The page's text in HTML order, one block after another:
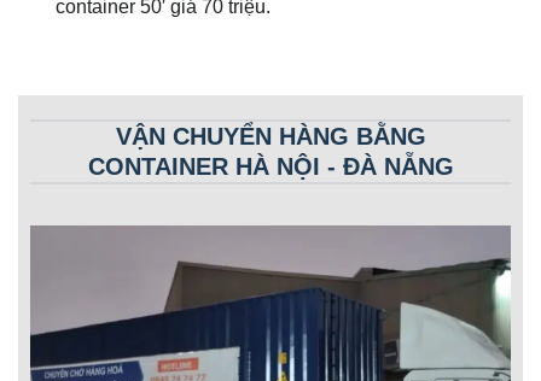
container 50′ giá 70 triệu.
VẬN CHUYỂN HÀNG BẰNG
CONTAINER HÀ NỘI - ĐÀ NẴNG